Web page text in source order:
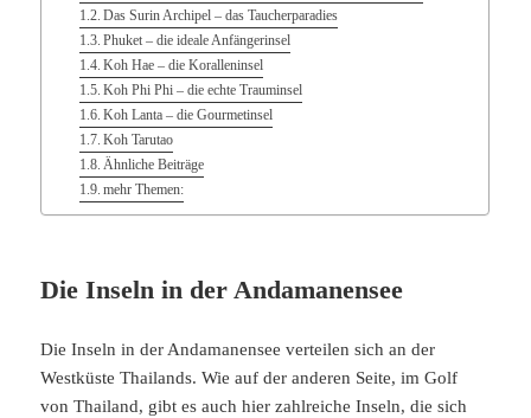
Das Surin Archipel – das Taucherparadies
Phuket – die ideale Anfängerinsel
Koh Hae – die Koralleninsel
Koh Phi Phi – die echte Trauminsel
Koh Lanta – die Gourmetinsel
Koh Tarutao
Ähnliche Beiträge
mehr Themen:
Die Inseln in der Andamanensee
Die Inseln in der Andamanensee verteilen sich an der
Westküste Thailands. Wie auf der anderen Seite, im Golf
von Thailand, gibt es auch hier zahlreiche Inseln, die sich